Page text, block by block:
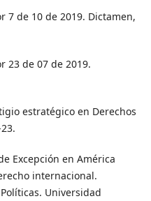
7 de 10 de 2019. Dictamen,
23 de 07 de 2019.
estratégico en Derechos
Excepción en América
internacional.
Universidad